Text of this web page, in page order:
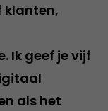
klanten,
Ik geef je vijf
als het